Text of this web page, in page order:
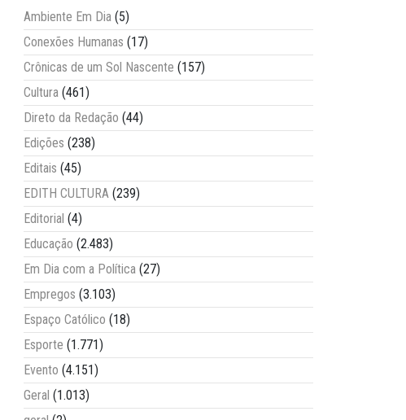
Ambiente Em Dia (5)
Conexões Humanas (17)
Crônicas de um Sol Nascente (157)
Cultura (461)
Direto da Redação (44)
Edições (238)
Editais (45)
EDITH CULTURA (239)
Editorial (4)
Educação (2.483)
Em Dia com a Política (27)
Empregos (3.103)
Espaço Católico (18)
Esporte (1.771)
Evento (4.151)
Geral (1.013)